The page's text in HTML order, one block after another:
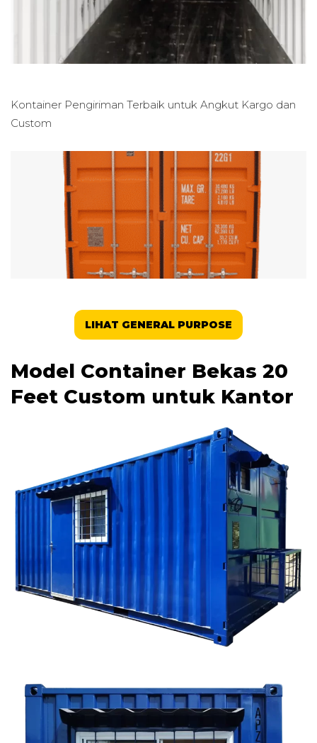
Kontainer Pengiriman Terbaik untuk Angkut Kargo dan
Custom
LIHAT GENERAL PURPOSE
Model Container Bekas 20
Feet Custom untuk Kantor